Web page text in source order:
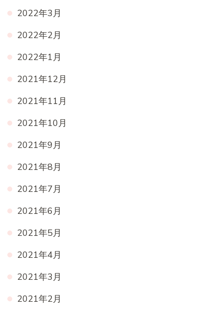
2022年3月
2022年2月
2022年1月
2021年12月
2021年11月
2021年10月
2021年9月
2021年8月
2021年7月
2021年6月
2021年5月
2021年4月
2021年3月
2021年2月